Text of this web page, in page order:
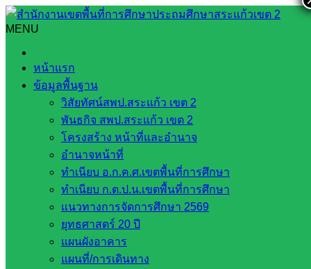
Skip
to
content
MENU
หน้าแรก
ข้อมูลพื้นฐาน
วิสัยทัศน์สพป.สระแก้ว เขต 2
พันธกิจ สพป.สระแก้ว เขต 2
โครงสร้าง หน้าที่และอำนาจ
อำนาจหน้าที่
ทำเนียบ อ.ก.ค.ศ.เขตพื้นที่การศึกษา
ทำเนียบ ก.ต.ป.น.เขตพื้นที่การศึกษา
แนวทางการจัดการศึกษา 2569
ยุทธศาสตร์ 20 ปี
แผนผังอาคาร
แผนที่/การเดินทาง
Search
สพป.สระแก้ว เขต 2 เยี่ยมและให้กำลังใจโรงเรียนในสังกัด
สพป.สระแก้ว เขต 2 เยี่ยมและให้กำลังใจ
โรงเรียนในสังกัด
ธันวาคม 22, 2021ธันวาคม 22, 2021
ประชาสัมพันธ์ สพป.สก.2
ข่าวประชาสัมพันธ์
วันพุธที่ 22 ธันวาคม พ.ศ. 2564 เวลา 09.00 น. ว่าที่ร้อยตรีสุรสิทธิ์
ถิตย์สมบูรณ์ ผู้อำนวยการสำนักงานเขตพื้นที่การศึกษาประถม
ศึกษาสระแก้ว เขต 2 พร้อมด้วย นายนพดล ศิริโชติ รองผู้อำนวย
การสำนักงานเขตพื้นที่การศึกษาประถมศึกษาสระแก้ว เขต 2 ผู้